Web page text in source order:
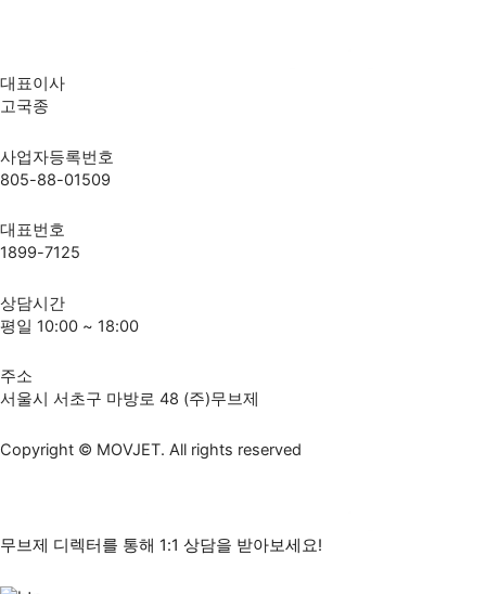
대표이사
고국종
사업자등록번호
805-88-01509
대표번호
1899-7125
상담시간
평일 10:00 ~ 18:00
주소
서울시 서초구 마방로 48 (주)무브제
Copyright © MOVJET. All rights reserved
무브제 디렉터를 통해 1:1 상담을 받아보세요!